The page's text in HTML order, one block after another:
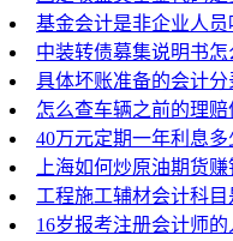
基金会计是非企业人员
中装转债募集说明书怎
具体坏账准备的会计分
怎么查车辆之前的理赔
40万元定期一年利息多
上海如何炒原油期货赚
工程施工辅材会计科目
16岁报考注册会计师的